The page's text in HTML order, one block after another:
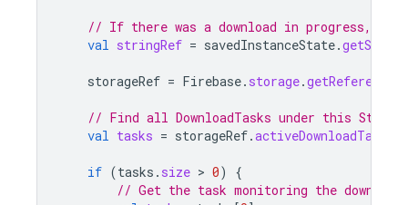
// If there was a download in progress, get
val stringRef = savedInstanceState.getString
storageRef = Firebase. storage.
// Find all DownloadTasks under this
val tasks = storageRef.activeDownloadTasks
if (tasks . size > 0)
{
// Get the task monitoring the download